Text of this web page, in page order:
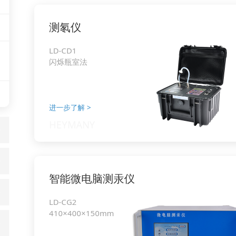
测氡仪
LD-CD1
闪烁瓶室法
进一步了解 >
智能微电脑测汞仪
LD-CG2
410×400×150mm